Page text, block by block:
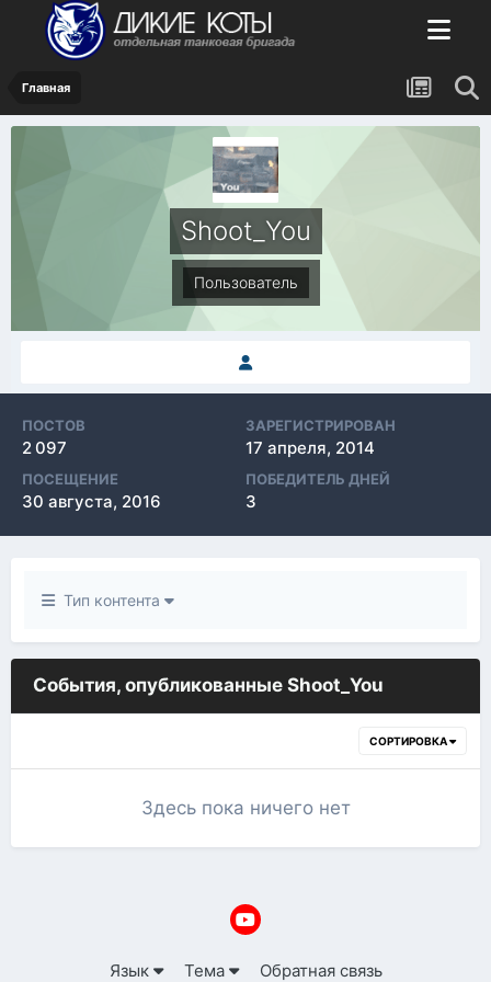
Главная
Shoot_You
Пользователь
ПОСТОВ
2 097
ЗАРЕГИСТРИРОВАН
17 апреля, 2014
ПОСЕЩЕНИЕ
30 августа, 2016
ПОБЕДИТЕЛЬ ДНЕЙ
3
Тип контента
События, опубликованные Shoot_You
СОРТИРОВКА
Здесь пока ничего нет
Язык Тема Обратная связь